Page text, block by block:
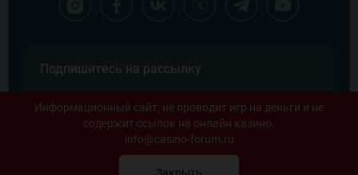
Информационный сайт, не проводит игр на деньги и не
содержит ссылок на онлайн казино.
info@casino-forum.ru
Подпишитесь на рассылку